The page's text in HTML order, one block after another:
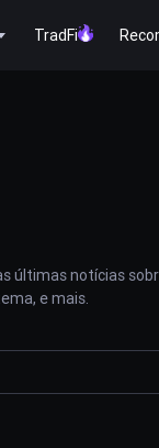
TradFi
últimas notícias
e mais.